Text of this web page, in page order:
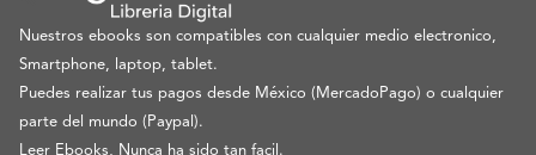
Nuestros ebooks son compatibles con cualquier medio electronico,
Smartphone, laptop, tablet.
Puedes realizar tus pagos desde México (MercadoPago) o cualquier
parte del mundo (Paypal).
Leer Ebooks, Nunca ha sido tan facil.